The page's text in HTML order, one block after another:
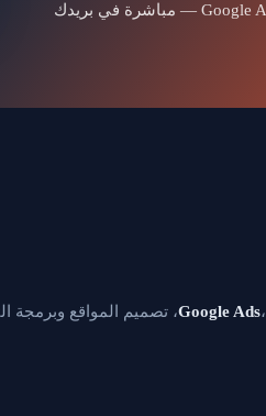
Google Ads، ، تصميم المواقع وبرمجة